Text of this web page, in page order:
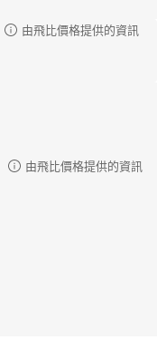
由飛比價格提供的資訊
由飛比價格提供的資訊